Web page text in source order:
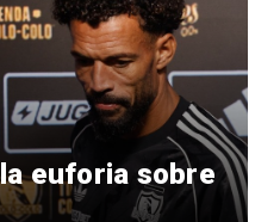
euforia sobre